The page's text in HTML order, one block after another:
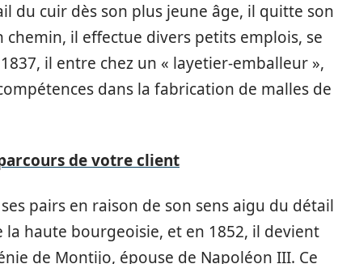
du cuir dès son plus jeune âge, il quitte son
il effectue divers petits emplois, se
il entre chez un « layetier-emballeur »,
dans la fabrication de malles de
de votre client
pairs en raison de son sens aigu du détail
haute bourgeoisie, et en 1852, il devient
de Montijo, épouse de Napoléon III. Ce